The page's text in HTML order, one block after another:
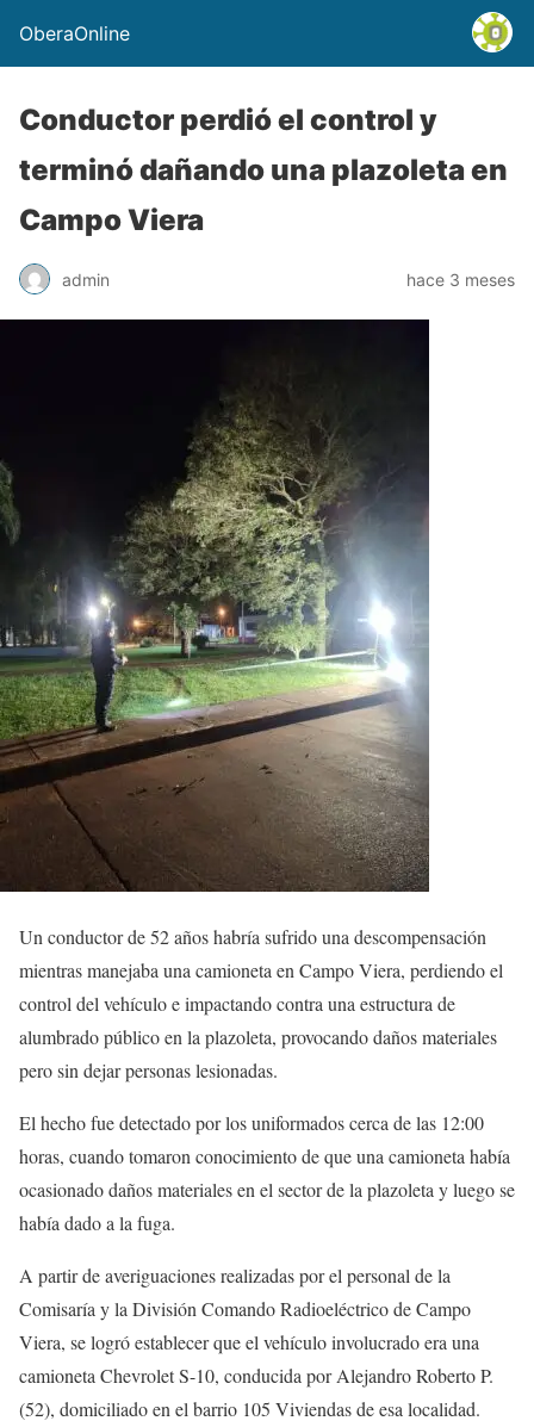
OberaOnline
Conductor perdió el control y
terminó dañando una plazoleta en
Campo Viera
admin hace 3 meses
Un conductor de 52 años habría sufrido una descompensación
mientras manejaba una camioneta en Campo Viera, perdiendo el
control del vehículo e impactando contra una estructura de
alumbrado público en la plazoleta, provocando daños materiales
pero sin dejar personas lesionadas.
El hecho fue detectado por los uniformados cerca de las 12:00
horas, cuando tomaron conocimiento de que una camioneta había
ocasionado daños materiales en el sector de la plazoleta y luego se
había dado a la fuga.
A partir de averiguaciones realizadas por el personal de la
Comisaría y la División Comando Radioeléctrico de Campo
Viera, se logró establecer que el vehículo involucrado era una
camioneta Chevrolet S-10, conducida por Alejandro Roberto P.
(52), domiciliado en el barrio 105 Viviendas de esa localidad.